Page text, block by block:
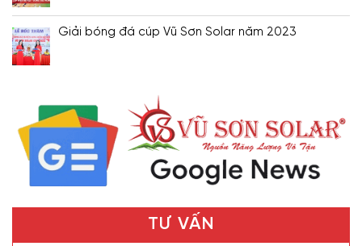
Giải bóng đá cúp Vũ Sơn Solar năm 2023
TƯ VẤN